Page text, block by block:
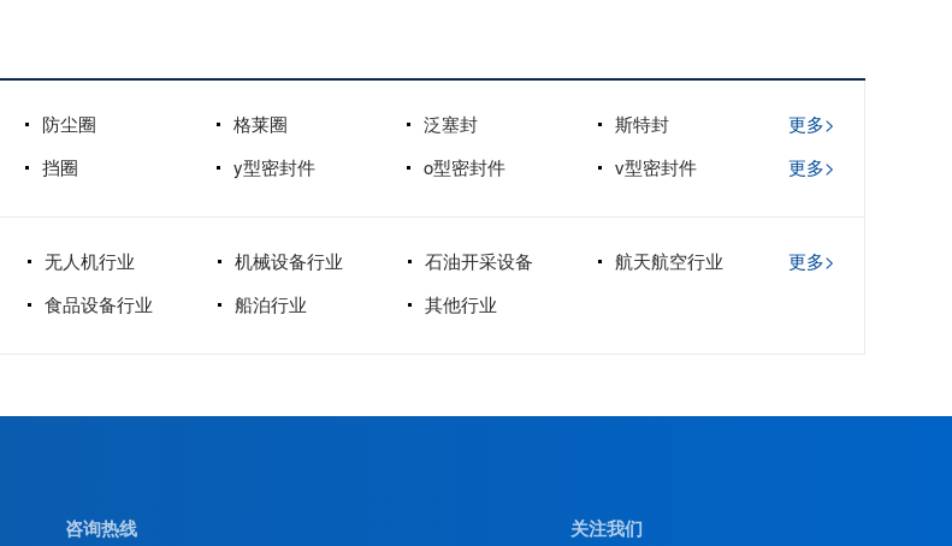
防尘圈 格莱圈 泛塞封 斯特封 更多>
挡圈 y型密封件 o型密封件 v型密封件 更多>
无人机行业 机械设备行业 石油开采设备
航天航空行业
食品设备行业 船泊行业 其他行业
更多>
咨询热线 关注我们